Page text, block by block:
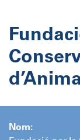
Nom: